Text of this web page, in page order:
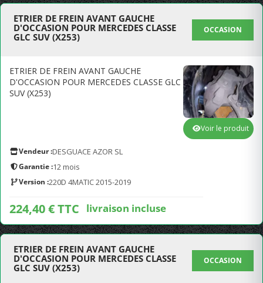
ETRIER DE FREIN AVANT GAUCHE
D'OCCASION POUR MERCEDES CLASSE
GLC SUV (X253)
OCCASION
ETRIER DE FREIN AVANT GAUCHE
D'OCCASION POUR MERCEDES CLASSE GLC
SUV (X253)
Vendeur :DESGUACE AZOR SL
Garantie :12 mois
Version :220D 4MATIC 2015-2019
224,40 € TTC livraison incluse
Voir le produit
ETRIER DE FREIN AVANT GAUCHE
D'OCCASION POUR MERCEDES CLASSE
GLC SUV (X253)
OCCASION